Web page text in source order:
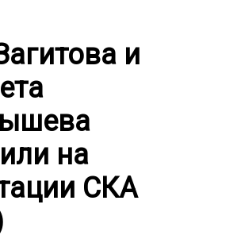
и
на
СКА